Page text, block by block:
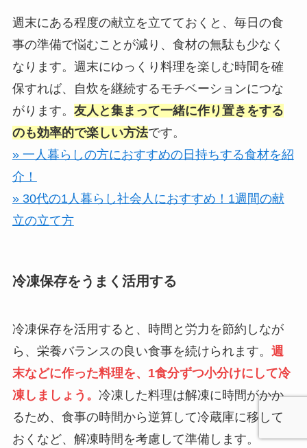
週末にある程度の献立を立てておくと、毎日の食
事の準備で悩むことが減り、食材の無駄も少なく
なります。週末にゆっくり料理を楽しむ時間を確
保すれば、自炊を継続するモチベーションにつな
がります。 友人と集まって一緒に作り置きをする
のも効率的で楽しい方法です。
» 一人暮らしの方におすすめの日持ちする食材を紹
介！
» 30代の1人暮らし社会人におすすめ！1週間の献
立の立て方
冷凍保存をうまく活用する
冷凍保存を活用すると、時間と労力を節約しなが
ら、栄養バランスの良い食事を続けられます。 週
末などに作った料理を、1食分ずつ小分けにして冷
凍しましょう。 冷凍した料理は解凍に時間がかか
るため、食事の時間から逆算して冷蔵庫に移して
おくなど、解凍時間を考慮して準備します。